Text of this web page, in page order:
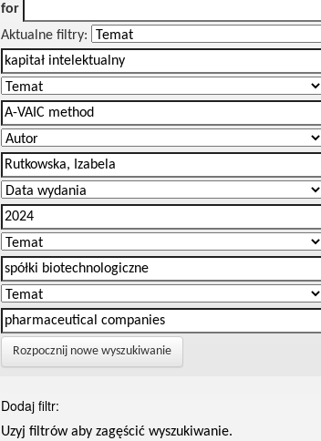
for
Aktualne filtry:
Rozpocznij nowe wyszukiwanie
Dodaj filtr:
Uzyj filtrów aby zagęścić wyszukiwanie.